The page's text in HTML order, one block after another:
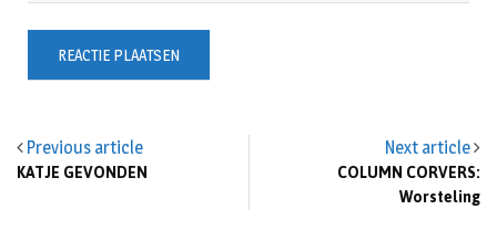
Previous article
KATJE GEVONDEN
Next article
COLUMN CORVERS:
Worsteling